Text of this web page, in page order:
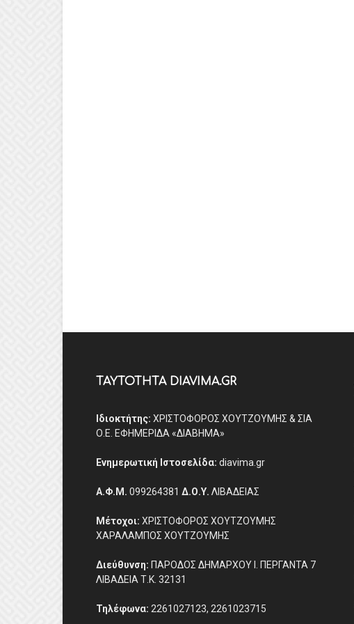
ΤΑΥΤΟΤΗΤΑ DIAVIMA.GR
Ιδιοκτήτης: ΧΡΙΣΤΟΦΟΡΟΣ ΧΟΥΤΖΟΥΜΗΣ & ΣΙΑ
Ο.Ε. ΕΦΗΜΕΡΙΔΑ «ΔΙΑΒΗΜΑ»
Ενημερωτική Ιστοσελίδα: diavima.gr
Α.Φ.Μ. 099264381 Δ.Ο.Υ. ΛΙΒΑΔΕΙΑΣ
Μέτοχοι: ΧΡΙΣΤΟΦΟΡΟΣ ΧΟΥΤΖΟΥΜΗΣ
ΧΑΡΑΛΑΜΠΟΣ ΧΟΥΤΖΟΥΜΗΣ
Διεύθυνση: ΠΑΡΟΔΟΣ ΔΗΜΑΡΧΟΥ Ι. ΠΕΡΓΑΝΤΑ 7
ΛΙΒΑΔΕΙΑ Τ.Κ. 32131
Τηλέφωνα: 2261027123, 2261023715